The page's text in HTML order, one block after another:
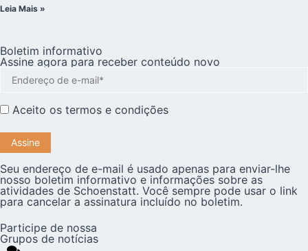
Leia Mais »
Boletim informativo
Assine agora para receber conteúdo novo
Aceito os termos e condições
Seu endereço de e-mail é usado apenas para enviar-lhe
nosso boletim informativo e informações sobre as
atividades de Schoenstatt. Você sempre pode usar o link
para cancelar a assinatura incluído no boletim.
Participe de nossa
Grupos de notícias